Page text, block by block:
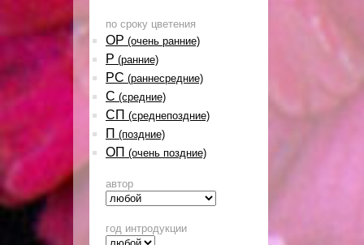
по сроку цветения
ОР (очень ранние)
Р (ранние)
РС (раннесредние)
С (средние)
СП (среднепоздние)
П (поздние)
ОП (очень поздние)
автор
год интродукции